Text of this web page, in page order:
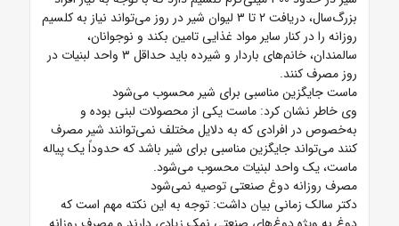
بزرگ‌سال، دریافت ۲ تا ۳ لیوان شیر در روز می‌تواند نیاز به کلسیم
روزانه را در کنار سایر مواد غذایی تامین بکند و نوجوانان،
سالمندان، خانم‌های باردار و شیرده باید حداقل ۳ واحد لبنیات در
روز مصرف کنند.
ماست جایگزین مناسبی برای شیر محسوب می‌شود
وی خاطر نشان کرد: ماست یکی از محصولات لبنی بوده و
به‌خصوص در افرادی که به دلایل مختلف نمی‌توانند شیر مصرف
کنند می‌تواند جایگزین مناسبی برای شیر باشد که حدوداً یک پیاله
ماست، یک واحد لبنیات محسوب می‌شود.
مصرف روزانه دوغ صنعتی توصیه نمی‌شود
دکتر سالک زمانی بیان داشت: توجه به این نکته مهم است که